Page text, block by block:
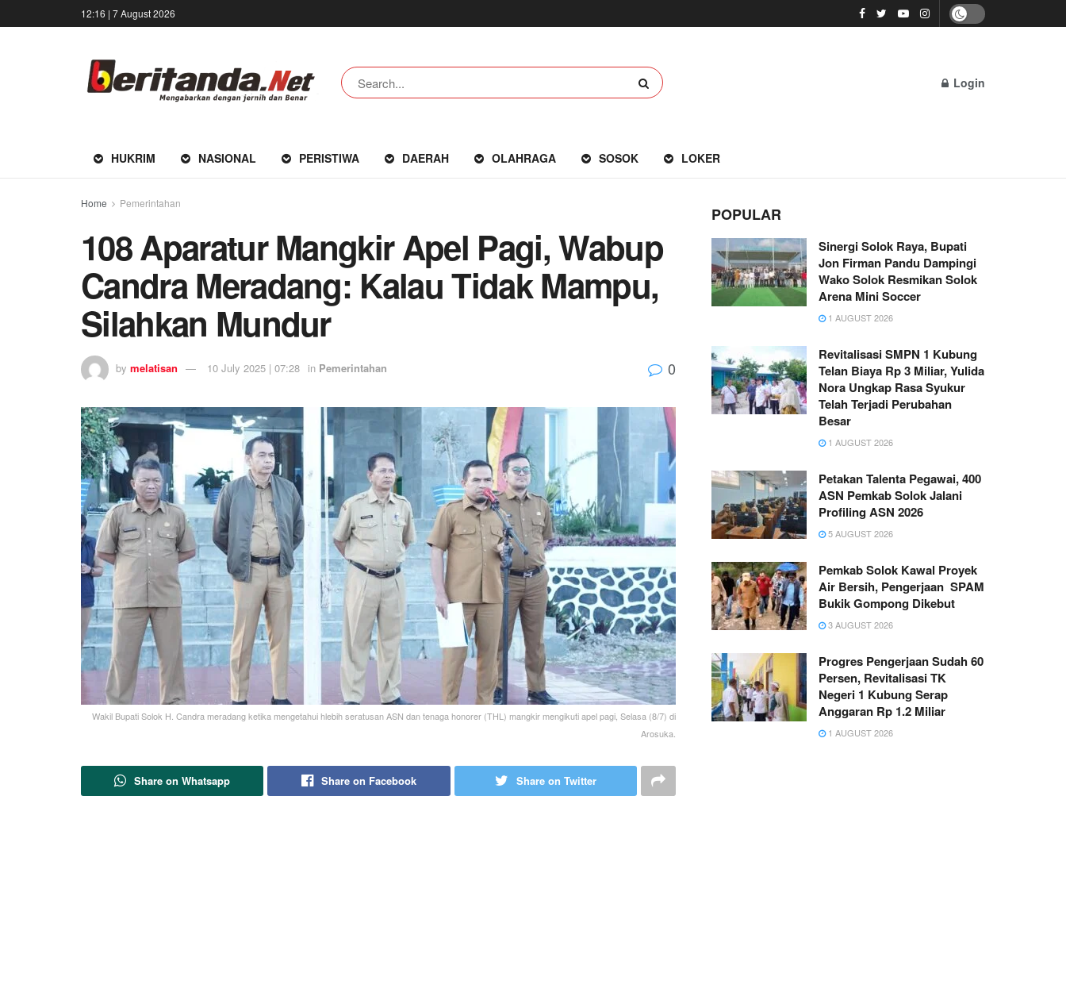
12:16 | 7 August 2026
Login
HUKRIM NASIONAL PERISTIWA DAERAH OLAHRAGA SOSOK LOKER
Home Pemerintahan
108 Aparatur Mangkir Apel Pagi, Wabup
Candra Meradang: Kalau Tidak Mampu,
Silahkan Mundur
by melatisan 10 July 2025 | 07:28 in Pemerintahan 0
Wakil Bupati Solok H. Candra meradang ketika mengetahui hlebih seratusan ASN dan tenaga honorer (THL) mangkir mengikuti apel pagi, Selasa (8/7) di
Arosuka.
Share on Whatsapp Share on Facebook Share on Twitter
POPULAR
Sinergi Solok Raya, Bupati
Jon Firman Pandu Dampingi
Wako Solok Resmikan Solok
Arena Mini Soccer
1 AUGUST 2026
Revitalisasi SMPN 1 Kubung
Telan Biaya Rp 3 Miliar, Yulida
Nora Ungkap Rasa Syukur
Telah Terjadi Perubahan
Besar
1 AUGUST 2026
Petakan Talenta Pegawai, 400
ASN Pemkab Solok Jalani
Profiling ASN 2026
5 AUGUST 2026
Pemkab Solok Kawal Proyek
Air Bersih, Pengerjaan SPAM
Bukik Gompong Dikebut
3 AUGUST 2026
Progres Pengerjaan Sudah 60
Persen, Revitalisasi TK
Negeri 1 Kubung Serap
Anggaran Rp 1.2 Miliar
1 AUGUST 2026